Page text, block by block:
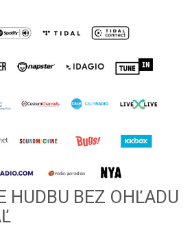
HUDBU BEZ OHĽADU